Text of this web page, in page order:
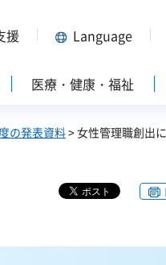
援 Language
医療・健康・福祉
の発表資料> 女性管理職創出